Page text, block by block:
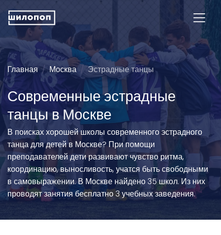
Главная Москва Эстрадные танцы
Современные эстрадные
танцы в Москве
В поисках хорошей школы современного эстрадного
танца для детей в Москве? При помощи
преподавателей дети развивают чувство ритма,
координацию, выносливость, учатся быть свободными
в самовыражении. В Москве найдено 35 школ. Из них
проводят занятия бесплатно 3 учебных заведения.